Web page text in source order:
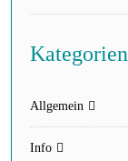
Kategorien
Allgemein
Info